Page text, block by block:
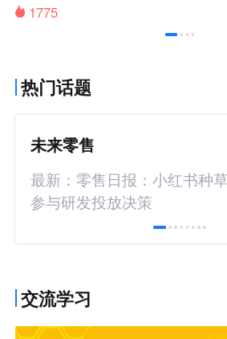
1775
热门话题
未来零售
最新：零售日报：小红书种
参与研发投放决策
交流学习